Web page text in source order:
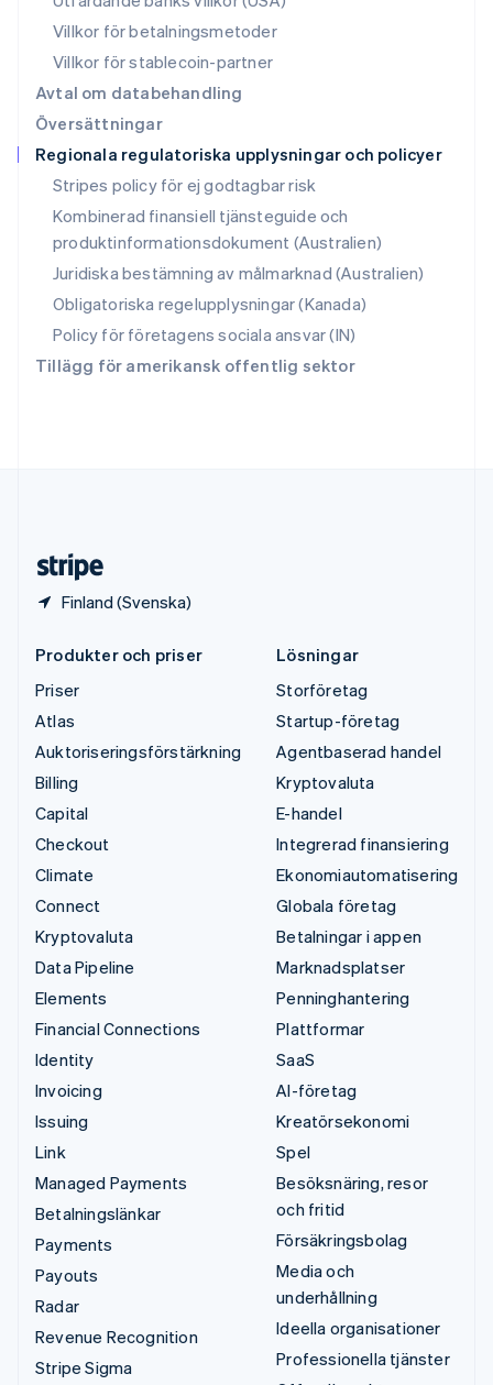
Villkor för betalningsmetoder
Villkor för stablecoin-partner
Avtal om databehandling
Översättningar
Regionala regulatoriska upplysningar och policyer
Stripes policy för ej godtagbar risk
Kombinerad finansiell tjänsteguide och
produktinformationsdokument (Australien)
Juridiska bestämning av målmarknad (Australien)
Obligatoriska regelupplysningar (Kanada)
Policy för företagens sociala ansvar (IN)
Tillägg för amerikansk offentlig sektor
Finland (Svenska)
Deutsch FrançaisItalianoEnglish
Singapore
English 简体中文
English
Slovenien
EnglishItaliano
Spanien
EspañolEnglish
Storbritannien
English
Sverige
Svenska English
Thailand
ไทยEnglish
Tjeckien
English
Produkter och priser
Priser
Atlas
Auktoriseringsförstärkning
Billing
Capital
Checkout
Climate
Connect
Kryptovaluta
Data Pipeline
Elements
Financial Connections
Identity
Invoicing
Issuing
Link
Managed Payments
Betalningslänkar
Payments
Payouts
Radar
Revenue Recognition
Stripe Sigma
Lösningar
Storföretag
Startup-företag
Agentbaserad handel
Kryptovaluta
E-handel
Integrerad finansiering
Ekonomiautomatisering
Globala företag
Betalningar i appen
Marknadsplatser
Penninghantering
Plattformar
SaaS
AI-företag
Kreatörsekonomi
Spel
Besöksnäring, resor
och fritid
Försäkringsbolag
Media och
underhållning
Ideella organisationer
Professionella tjänster